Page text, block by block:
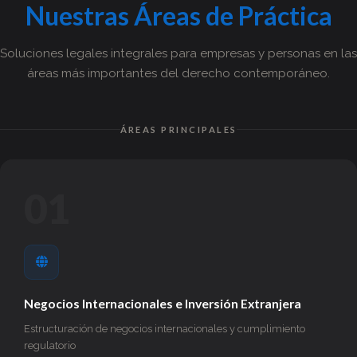
NuestrasÁreas de Práctica
Soluciones legales integrales para empresas y personas en las
áreas más importantes del derecho contemporáneo.
ÁREAS PRINCIPALES
Negocios Internacionales e Inversión Extranjera
Estructuración de negocios internacionales y cumplimiento
regulatorio